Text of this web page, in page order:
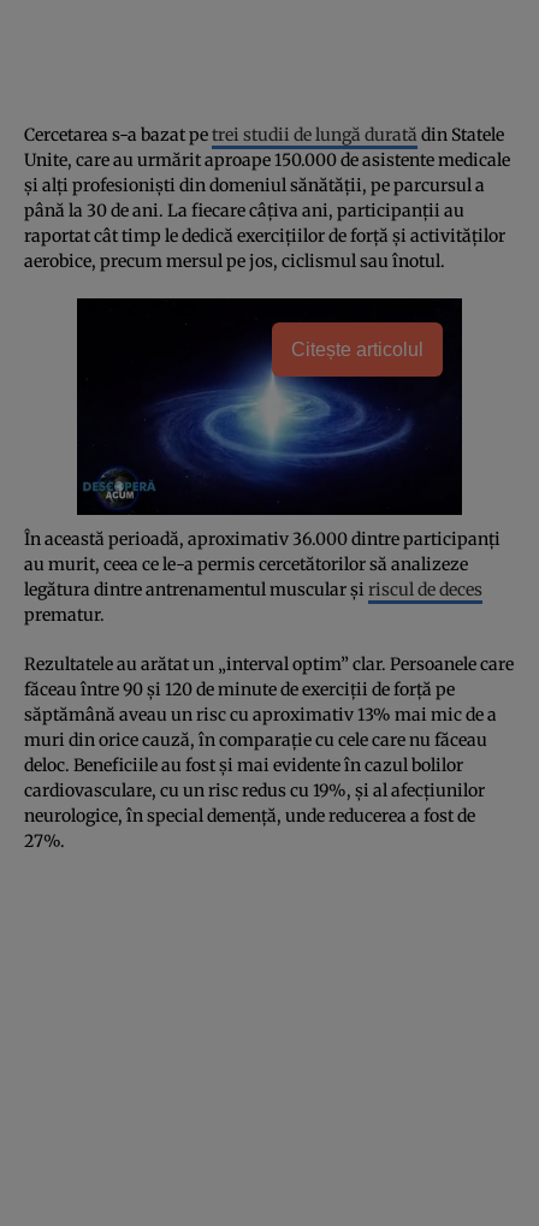
Cercetarea s-a bazat petrei studii de lungă durată din Statele
Unite, care au urmărit aproape 150.000 de asistente medicale
și alți profesioniști din domeniul sănătății, pe parcursul a
până la 30 de ani. La fiecare câțiva ani, participanții au
raportat cât timp le dedică exercițiilor de forță și activităților
aerobice, precum mersul pe jos, ciclismul sau înotul.
Citește articolul
În această perioadă, aproximativ 36.000 dintre participanți
au murit, ceea ce le-a permis cercetătorilor să analizeze
legătura dintre antrenamentul muscular și riscul de deces
prematur.
Rezultatele au arătat un „interval optim” clar. Persoanele care
făceau între 90 și 120 de minute de exerciții de forță pe
săptămână aveau un risc cu aproximativ 13% mai mic de a
muri din orice cauză, în comparație cu cele care nu făceau
deloc. Beneficiile au fost și mai evidente în cazul bolilor
cardiovasculare, cu un risc redus cu 19%, și al afecțiunilor
neurologice, în special demență, unde reducerea a fost de
27%.